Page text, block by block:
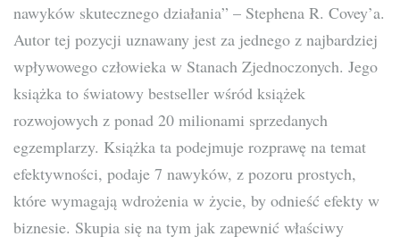
nawyków skutecznego działania” – Stephena R. Covey’a.
Autor tej pozycji uznawany jest za jednego z najbardziej
wpływowego człowieka w Stanach Zjednoczonych. Jego
książka to światowy bestseller wśród książek
rozwojowych z ponad 20 milionami sprzedanych
egzemplarzy. Książka ta podejmuje rozprawę na temat
efektywności, podaje 7 nawyków, z pozoru prostych,
które wymagają wdrożenia w życie, by odnieść efekty w
biznesie. Skupia się na tym jak zapewnić właściwy